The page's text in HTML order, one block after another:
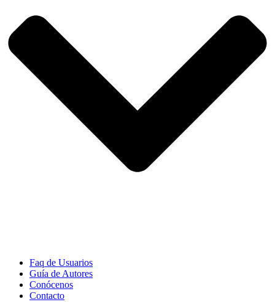
Faq de Usuarios
Guía de Autores
Conócenos
Contacto